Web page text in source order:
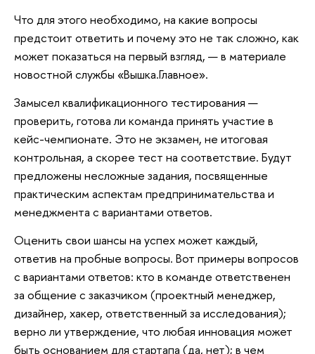
Что для этого необходимо, на какие вопросы
предстоит ответить и почему это не так сложно, как
может показаться на первый взгляд, — в материале
новостной службы «Вышка.Главное».
Замысел квалификационного тестирования —
проверить, готова ли команда принять участие в
кейс-чемпионате. Это не экзамен, не итоговая
контрольная, а скорее тест на соответствие. Будут
предложены несложные задания, посвященные
практическим аспектам предпринимательства и
менеджмента с вариантами ответов.
Оценить свои шансы на успех может каждый,
ответив на пробные вопросы. Вот примеры вопросов
с вариантами ответов: кто в команде ответственен
за общение с заказчиком (проектный менеджер,
дизайнер, хакер, ответственный за исследования);
верно ли утверждение, что любая инновация может
быть основанием для стартапа (да, нет); в чем